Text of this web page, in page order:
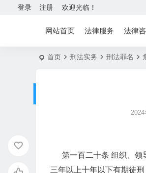
欢迎光临！
登录 注册
网站首页 法律服务 法律
首页 刑法实务 刑法罪名
第一百二十条 组织、领
三年以上十年以下有期徒